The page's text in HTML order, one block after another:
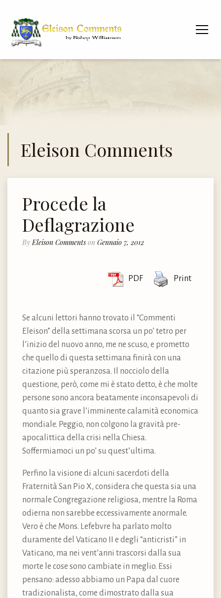
Eleison Comments
Procede la
Deflagrazione
By Eleison Comments on Gennaio 7, 2012
PDF Print
Se alcuni lettori hanno trovato il “Commenti
Eleison” della settimana scorsa un po’ tetro per
l’inizio del nuovo anno, me ne scuso, e prometto
che quello di questa settimana finirà con una
citazione più speranzosa. Il nocciolo della
questione, però, come mi è stato detto, è che molte
persone sono ancora beatamente inconsapevoli di
quanto sia grave l’imminente calamità economica
mondiale. Peggio, non colgono la gravità pre-
apocalittica della crisi nella Chiesa.
Soffermiamoci un po’ su quest’ultima.
Perfino la visione di alcuni sacerdoti della
Fraternità San Pio X, considera che questa sia una
normale Congregazione religiosa, mentre la Roma
odierna non sarebbe eccessivamente anormale.
Vero è che Mons. Lefebvre ha parlato molto
duramente del Vaticano II e degli “anticristi” in
Vaticano, ma nei vent’anni trascorsi dalla sua
morte le cose sono cambiate in meglio. Essi
pensano: adesso abbiamo un Papa dal cuore
tradizionalista, come dimostrato dalla sua